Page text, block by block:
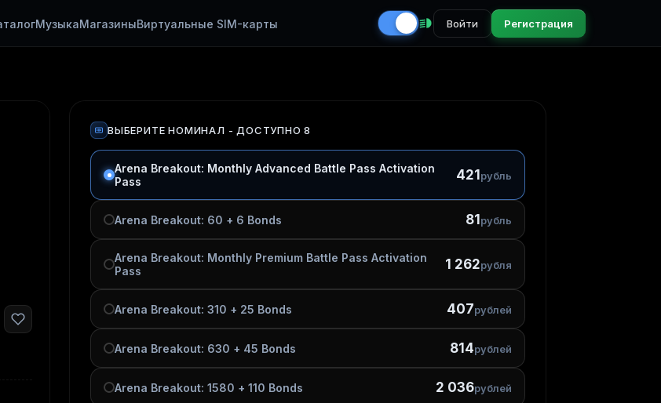
МузыкаМагазиныВиртуальные SIM-карты Войти Регистрация
ВЫБЕРИТЕ НОМИНАЛ - ДОСТУПНО 8
Arena Breakout: Monthly Advanced Battle Pass Activation
Pass
421 рубль
Arena Breakout: 60 + 6 Bonds 81 рубль
Arena Breakout: Monthly Premium Battle Pass Activation
Pass
1 262рубля
Arena Breakout: 310 + 25 Bonds 407рублей
Arena Breakout: 630 + 45 Bonds 814рублей
Arena Breakout: 1580 + 110 Bonds 2 036рублей